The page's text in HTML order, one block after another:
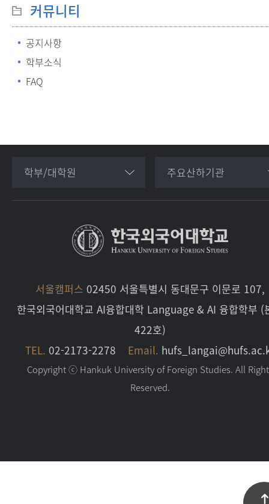
커뮤니티
공지사항
학부소식
FAQ
학부/대학원 주요산하기관
서울캠퍼스 02450 서울특별시 동대문구 이문로 107,
한국외국어대학교 AI융합대학 Language & AI 융합학부 (
422호)
TEL. 02-2173-2278 Email.
Copyright ⓒ Hankuk University of Foreign Studies. All
Reserved.